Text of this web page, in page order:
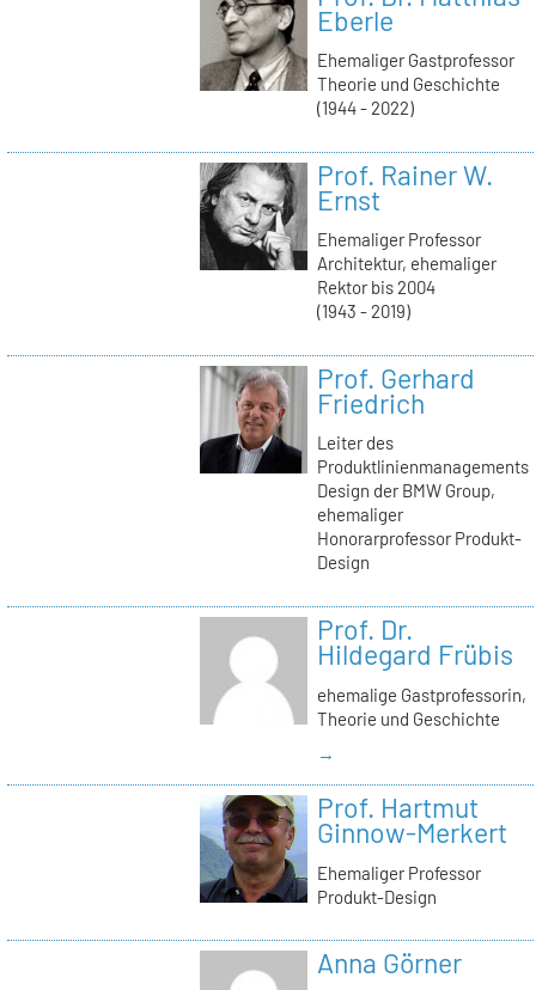
Eberle
Ehemaliger Gastprofessor
Theorie und Geschichte
(1944 - 2022)
Prof. Rainer W.
Ernst
Ehemaliger Professor
Architektur, ehemaliger
Rektor bis 2004
(1943 - 2019)
Prof. Gerhard
Friedrich
Leiter des
Produktlinienmanagements
Design der BMW Group,
ehemaliger
Honorarprofessor Produkt-
Design
Prof. Dr.
Hildegard Frübis
ehemalige Gastprofessorin,
Theorie und Geschichte
→
Prof. Hartmut
Ginnow-Merkert
Ehemaliger Professor
Produkt-Design
Anna Görner